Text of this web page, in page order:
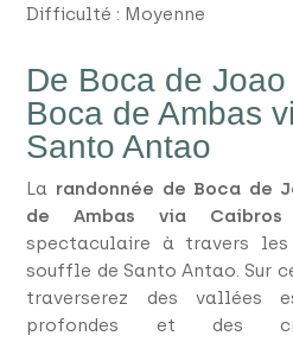
Difficulté : Moyenne
De Boca de
Boca de Ambas
Santo Antao
La randonnée de Boca de
de Ambas via Caibros
spectaculaire à travers
souffle de Santo Antao. Sur
traverserez des vallées
profondes et des